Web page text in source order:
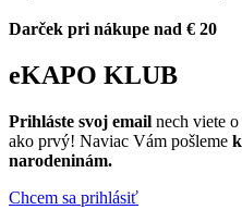
Darček pri nákupe nad € 20
eKAPO KLUB
Prihláste svoj email nech viete
ako prvý! Naviac Vám pošleme
narodeninám.
Chcem sa prihlásiť